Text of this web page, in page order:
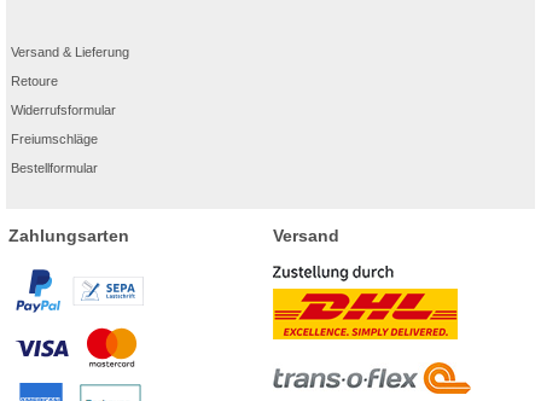
Versand & Lieferung
Retoure
Widerrufsformular
Freiumschläge
Bestellformular
Zahlungsarten Versand